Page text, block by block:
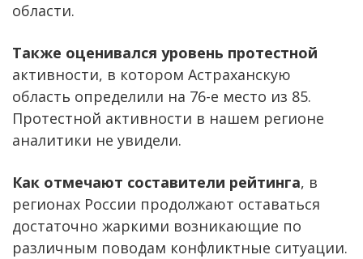
области.
Также оценивался уровень протестной
активности, в котором Астраханскую
область определили на 76-е место из 85.
Протестной активности в нашем регионе
аналитики не увидели.
Как отмечают составители рейтинга, в
регионах России продолжают оставаться
достаточно жаркими возникающие по
различным поводам конфликтные ситуации.